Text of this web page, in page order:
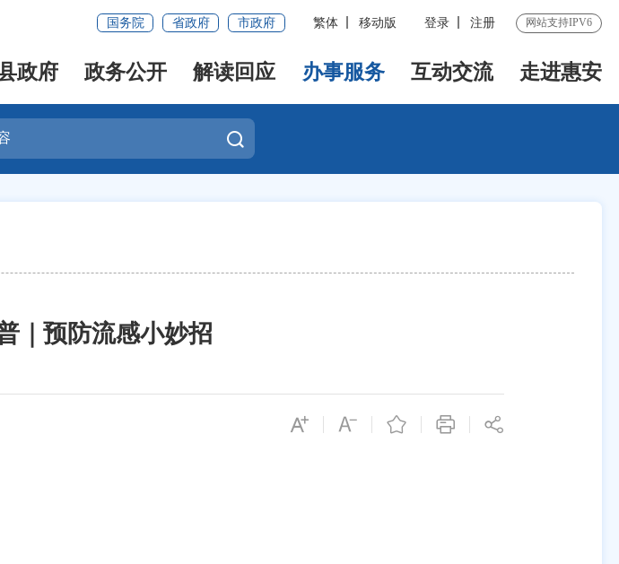
国务院 省政府 市政府 繁体 移动版 登录 注册 网站支持IPV6
政府 政务公开 解读回应 办事服务 互动交流 走进惠安
｜预防流感小妙招